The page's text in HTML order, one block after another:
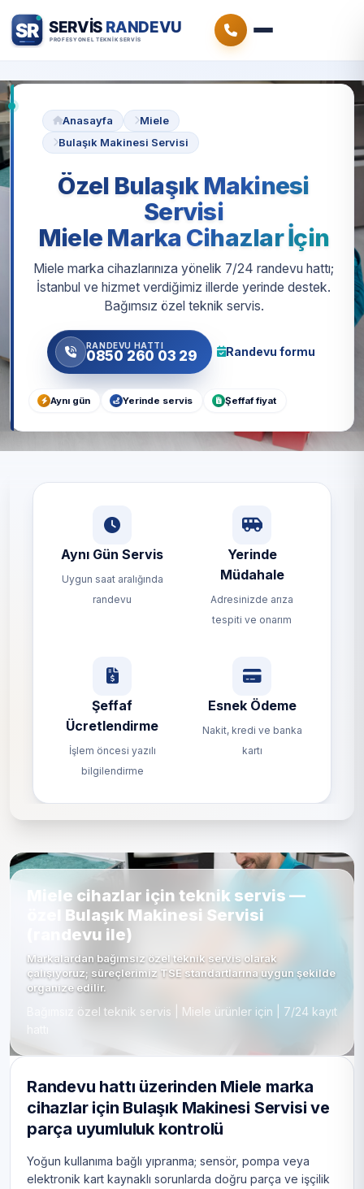
Anasayfa
Miele
Bulaşık Makinesi Servisi
Özel Bulaşık Makinesi
Servisi
Miele Marka Cihazlar İçin
Miele marka cihazlarınıza yönelik 7/24 randevu hattı;
İstanbul ve hizmet verdiğimiz illerde yerinde destek.
Bağımsız özel teknik servis.
RANDEVU HATTI
0850 260 03 29 Randevu formu
Aynı gün Yerinde servis Şeffaf fiyat
Aynı Gün Servis
Uygun saat aralığında
randevu
Yerinde
Müdahale
Adresinizde arıza
tespiti ve onarım
Şeffaf
Ücretlendirme
İşlem öncesi yazılı
bilgilendirme
Esnek Ödeme
Nakit, kredi ve banka
kartı
Miele cihazlar için teknik servis —
özel Bulaşık Makinesi Servisi
(randevu ile)
Markalardan bağımsız özel teknik servis olarak
çalışıyoruz; süreçlerimiz TSE standartlarına uygun şekilde
organize edilir.
Bağımsız özel teknik servis | Miele ürünler için | 7/24 kayıt
Randevu hattı üzerinden Miele marka
cihazlar için Bulaşık Makinesi Servisi ve
parça uyumluluk kontrolü
Yoğun kullanıma bağlı yıpranma; sensör, pompa veya
elektronik kart kaynaklı sorunlarda doğru parça ve işçilik